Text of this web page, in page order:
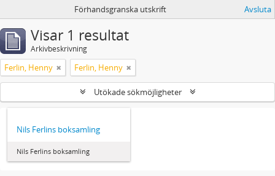
Förhandsgranska utskrift Avsluta
Visar 1 resultat
Arkivbeskrivning
Ferlin, Henny Ferlin, Henny
Utökade sökmöjligheter
Nils Ferlins boksamling
Nils Ferlins boksamling